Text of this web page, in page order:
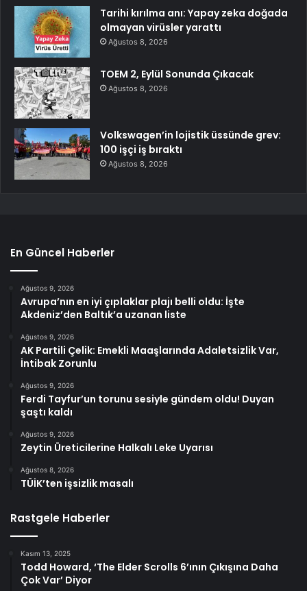
Tarihi kırılma anı: Yapay zeka doğada
olmayan virüsler yarattı
Ağustos 8, 2026
TOEM 2, Eylül Sonunda Çıkacak
Ağustos 8, 2026
Volkswagen’in lojistik üssünde grev:
100 işçi iş bıraktı
Ağustos 8, 2026
En Güncel Haberler
Ağustos 9, 2026
Avrupa’nın en iyi çıplaklar plajı belli oldu: İşte
Akdeniz’den Baltık’a uzanan liste
Ağustos 9, 2026
AK Partili Çelik: Emekli Maaşlarında Adaletsizlik Var,
İntibak Zorunlu
Ağustos 9, 2026
Ferdi Tayfur’un torunu sesiyle gündem oldu! Duyan
şaştı kaldı
Ağustos 9, 2026
Zeytin Üreticilerine Halkalı Leke Uyarısı
Ağustos 8, 2026
TÜİK’ten işsizlik masalı
Rastgele Haberler
Kasım 13, 2025
Todd Howard, ‘The Elder Scrolls 6’ının Çıkışına Daha
Çok Var’ Diyor